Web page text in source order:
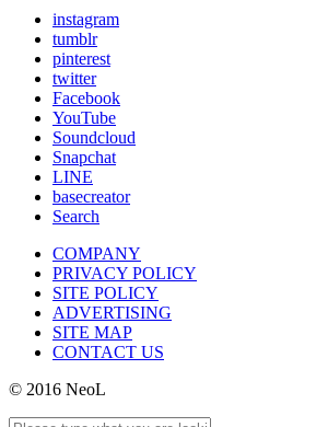
instagram
tumblr
pinterest
twitter
Facebook
YouTube
Soundcloud
Snapchat
LINE
basecreator
Search
COMPANY
PRIVACY POLICY
SITE POLICY
ADVERTISING
SITE MAP
CONTACT US
© 2016 NeoL